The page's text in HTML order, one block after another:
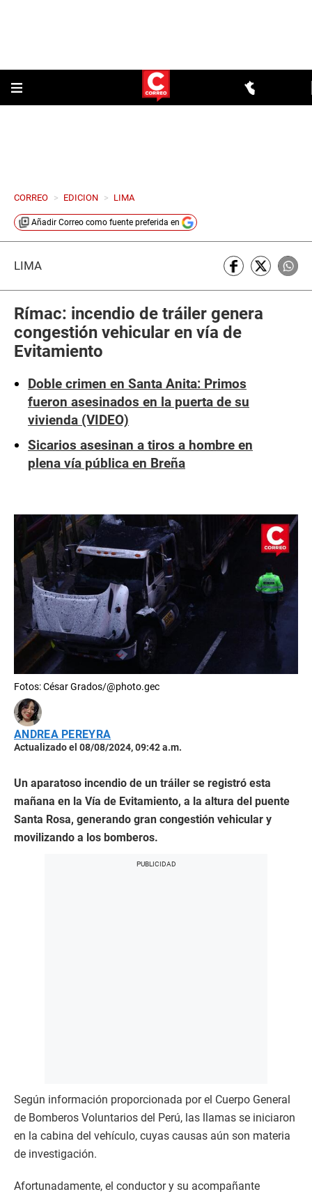
CORREO > EDICION > LIMA
Añadir Correo como fuente preferida en
LIMA
Rímac: incendio de tráiler genera
congestión vehicular en vía de
Evitamiento
Doble crimen en Santa Anita: Primos
fueron asesinados en la puerta de su
vivienda (VIDEO)
Sicarios asesinan a tiros a hombre en
plena vía pública en Breña
Fotos: César Grados/@photo.gec
ANDREA PEREYRA
Actualizado el 08/08/2024, 09:42 a.m.
Un aparatoso incendio de un tráiler se registró esta
mañana en la Vía de Evitamiento, a la altura del puente
Santa Rosa, generando gran congestión vehicular y
movilizando a los bomberos.
Según información proporcionada por el Cuerpo General
de Bomberos Voluntarios del Perú, las llamas se iniciaron
en la cabina del vehículo, cuyas causas aún son materia
de investigación.
Afortunadamente, el conductor y su acompañante